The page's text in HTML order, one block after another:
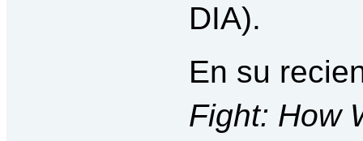
DIA).
En su
Fight: How